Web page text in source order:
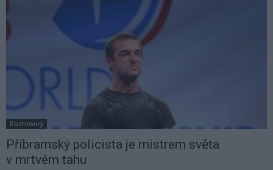
Rozhovory
Příbramský policista je mistrem světa
v mrtvém tahu